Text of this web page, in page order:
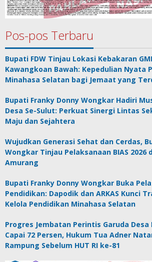
Pos-pos Terbaru
Bupati FDW Tinjau Lokasi Kebakaran
Kawangkoan Bawah: Kepedulian Nyata
Minahasa Selatan bagi Jemaat yang
Bupati Franky Donny Wongkar Hadiri
Desa Se-Sulut: Perkuat Sinergi Lintas
Maju dan Sejahtera
Wujudkan Generasi Sehat dan Cerdas,
Wongkar Tinjau Pelaksanaan BIAS 2026
Amurang
Bupati Franky Donny Wongkar Buka
Pendidikan: Dapodik dan ARKAS Kunci
Kelola Pendidikan Minahasa Selatan
Progres Jembatan Perintis Garuda Desa
Capai 72 Persen, Hukum Tua Adner
Rampung Sebelum HUT RI ke-81